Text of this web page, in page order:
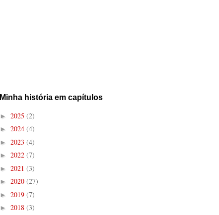
Minha história em capítulos
► 2025 (2)
► 2024 (4)
► 2023 (4)
► 2022 (7)
► 2021 (3)
► 2020 (27)
► 2019 (7)
► 2018 (3)